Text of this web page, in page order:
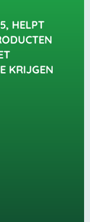
HELPT
KRIJGEN